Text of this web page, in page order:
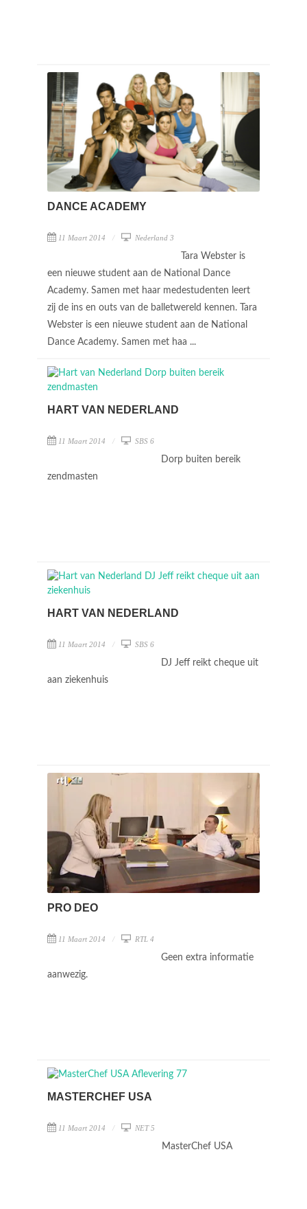
DANCE ACADEMY
11 Maart 2014 Nederland 3
Tara Webster is
een nieuwe student aan de National Dance
Academy. Samen met haar medestudenten leert
zij de ins en outs van de balletwereld kennen. Tara
Webster is een nieuwe student aan de National
Dance Academy. Samen met haa ...
HART VAN NEDERLAND
11 Maart 2014 SBS 6
Dorp buiten bereik
zendmasten
HART VAN NEDERLAND
11 Maart 2014 SBS 6
DJ Jeff reikt cheque uit
aan ziekenhuis
PRO DEO
11 Maart 2014 RTL 4
Geen extra informatie
aanwezig.
MASTERCHEF USA
11 Maart 2014 NET 5
MasterChef USA